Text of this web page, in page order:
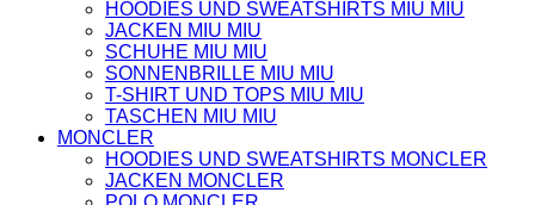
HOODIES UND SWEATSHIRTS MIU MIU
JACKEN MIU MIU
SCHUHE MIU MIU
SONNENBRILLE MIU MIU
T-SHIRT UND TOPS MIU MIU
TASCHEN MIU MIU
MONCLER
HOODIES UND SWEATSHIRTS MONCLER
JACKEN MONCLER